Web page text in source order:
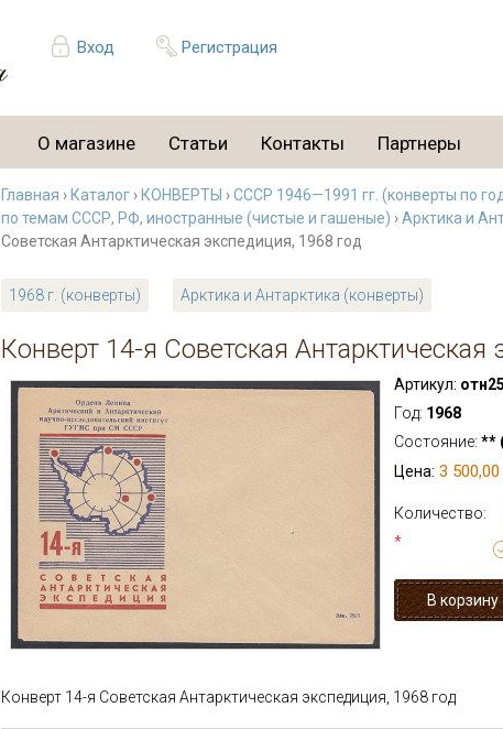
Вход Регистрация
О магазине Статьи Контакты Партнеры
Главная › Каталог › КОНВЕРТЫ ›СССР 1946—1991 гг. (конверты по
по темам СССР, РФ, иностранные (чистые и гашеные) ›Арктика и
Советская Антарктическая экспедиция, 1968 год
1968 г. (конверты) Арктика и Антарктика (конверты)
Конверт 14-я Советская Антарктическая
Артикул: отн25
Год: 1968
Состояние: **
Цена: 3 500,00
Количество:
*
Конверт 14-я Советская Антарктическая экспедиция, 1968 год